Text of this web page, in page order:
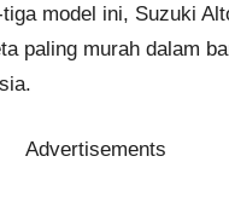
model ini, Suzuki
paling murah dalam
Advertisements